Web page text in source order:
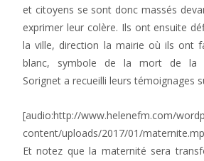
et citoyens se sont donc massés
exprimer leur colère. Ils ont ensuite
la ville, direction la mairie où ils ont
blanc, symbole de la mort de la
Sorignet a recueilli leurs témoignages
[audio:http://www.helenefm.com/
content/uploads/2017/01/
Et notez que la maternité sera